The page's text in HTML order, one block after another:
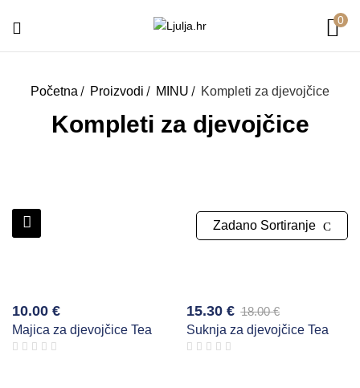
0
Početna Proizvodi MINU Kompleti za djevojčice
Kompleti za djevojčice
Zadano Sortiranje
10.00 €
Majica za djevojčice Tea
18.00€
Izvorna
cijena
bila
15.30 €
Trenutna
cijena
je:
Suknja za djevojčice Tea